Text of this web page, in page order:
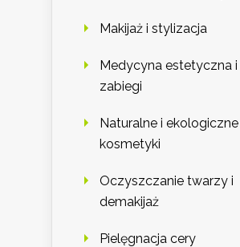
Makijaż i stylizacja
Medycyna estetyczna i
zabiegi
Naturalne i ekologiczne
kosmetyki
Oczyszczanie twarzy i
demakijaż
Pielęgnacja cery